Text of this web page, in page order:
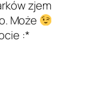
zjem
Może
:*